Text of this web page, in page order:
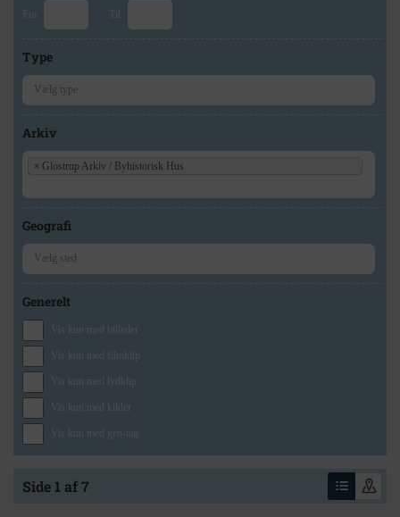
Fra Til
Type
Arkiv
× Glostrup Arkiv / Byhistorisk Hus
Geografi
Generelt
Vis kun med billeder
Vis kun med filmklip
Vis kun med lydklip
Vis kun med kilder
Vis kun med geo-tag
Side 1 af 7